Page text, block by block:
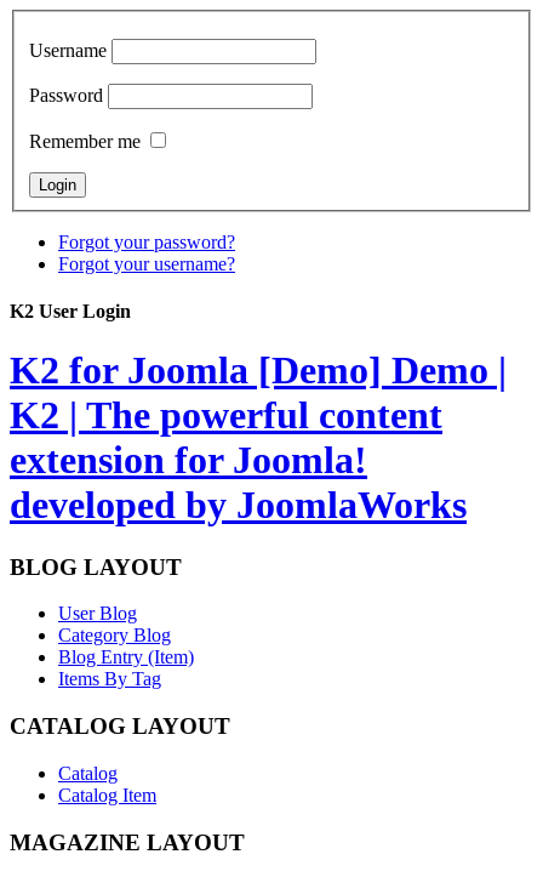
Username
Password
Remember me
Forgot your password?
Forgot your username?
K2 User Login
K2 for Joomla [Demo] Demo |
K2 | The powerful content
extension for Joomla!
developed by JoomlaWorks
BLOG LAYOUT
User Blog
Category Blog
Blog Entry (Item)
Items By Tag
CATALOG LAYOUT
Catalog
Catalog Item
MAGAZINE LAYOUT